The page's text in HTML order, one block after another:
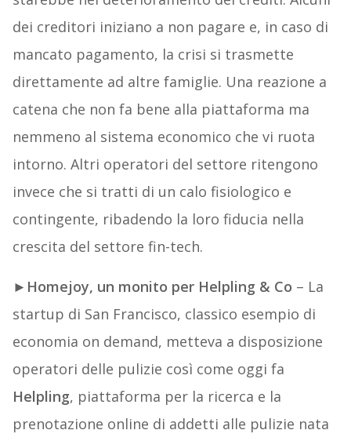
dei creditori iniziano a non pagare e, in caso di
mancato pagamento, la crisi si trasmette
direttamente ad altre famiglie. Una reazione a
catena che non fa bene alla piattaforma ma
nemmeno al sistema economico che vi ruota
intorno. Altri operatori del settore ritengono
invece che si tratti di un calo fisiologico e
contingente, ribadendo la loro fiducia nella
crescita del settore fin-tech.
► Homejoy, un monito per Helpling & Co – La
startup di San Francisco, classico esempio di
economia on demand, metteva a disposizione
operatori delle pulizie così come oggi fa
Helpling, piattaforma per la ricerca e la
prenotazione online di addetti alle pulizie nata